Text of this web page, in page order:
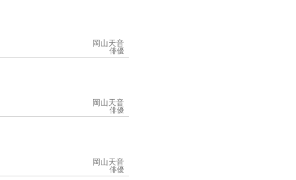
岡山天音
俳優
岡山天音
俳優
岡山天音
俳優